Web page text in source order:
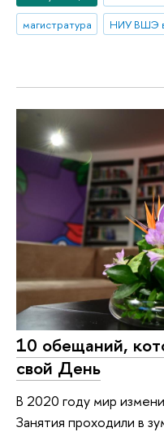
магистратура
НИУ ВШЭ
10 обещаний,
свой День
В 2020 году мир
Занятия проходили в